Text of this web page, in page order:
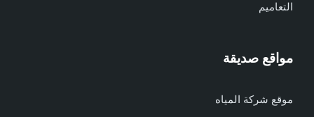
التعاميم
مواقع صديقة
موقع شركة المياه